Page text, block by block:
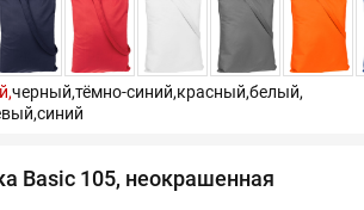
черный,тёмно-синий,красный,белый,
синий
Basic 105, неокрашенная